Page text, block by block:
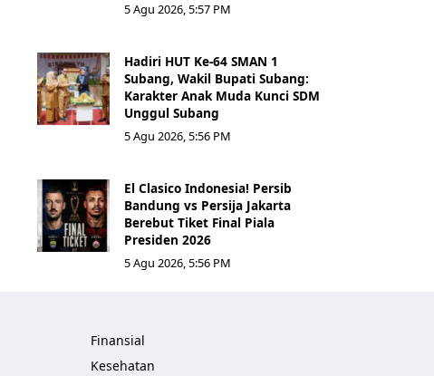
5 Agu 2026, 5:57 PM
Hadiri HUT Ke-64 SMAN 1
Subang, Wakil Bupati Subang:
Karakter Anak Muda Kunci SDM
Unggul Subang
5 Agu 2026, 5:56 PM
El Clasico Indonesia! Persib
Bandung vs Persija Jakarta
Berebut Tiket Final Piala
Presiden 2026
5 Agu 2026, 5:56 PM
Finansial
Kesehatan